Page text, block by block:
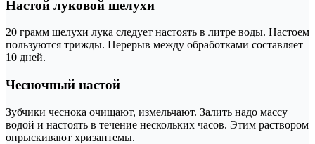
Настой луковой шелухи
20 грамм шелухи лука следует настоять в литре воды. Настоем
пользуются трижды. Перерыв между обработками составляет
10 дней.
Чесночный настой
Зубчики чеснока очищают, измельчают. Залить надо массу
водой и настоять в течение нескольких часов. Этим раствором
опрыскивают хризантемы.